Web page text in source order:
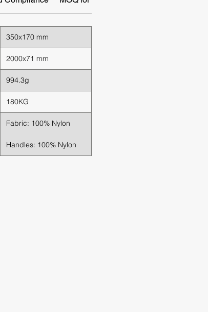
350x170 mm
2000x71 mm
994.3g
180KG
Fabric: 100% Nylon
Handles: 100% Nylon